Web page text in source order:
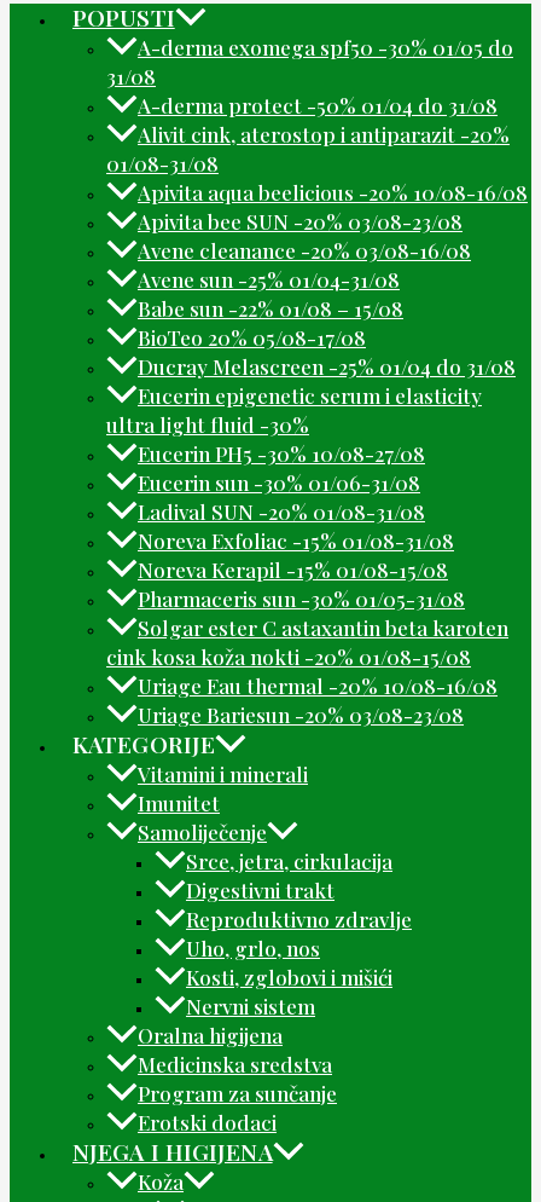
POPUSTI
A-derma exomega spf50 -30% 01/05 do
31/08
A-derma protect -50% 01/04 do 31/08
Alivit cink, aterostop i antiparazit -20%
01/08-31/08
Apivita aqua beelicious -20% 10/08-16/08
Apivita bee SUN -20% 03/08-23/08
Avene cleanance -20% 03/08-16/08
Avene sun -25% 01/04-31/08
Babe sun -22% 01/08 – 15/08
BioTeo 20% 05/08-17/08
Ducray Melascreen -25% 01/04 do 31/08
Eucerin epigenetic serum i elasticity
ultra light fluid -30%
Eucerin PH5 -30% 10/08-27/08
Eucerin sun -30% 01/06-31/08
Ladival SUN -20% 01/08-31/08
Noreva Exfoliac -15% 01/08-31/08
Noreva Kerapil -15% 01/08-15/08
Pharmaceris sun -30% 01/05-31/08
Solgar ester C astaxantin beta karoten
cink kosa koža nokti -20% 01/08-15/08
Uriage Eau thermal -20% 10/08-16/08
Uriage Bariesun -20% 03/08-23/08
KATEGORIJE
Vitamini i minerali
Imunitet
Samoliječenje
Srce, jetra, cirkulacija
Digestivni trakt
Reproduktivno zdravlje
Uho, grlo, nos
Kosti, zglobovi i mišići
Nervni sistem
Oralna higijena
Medicinska sredstva
Program za sunčanje
Erotski dodaci
NJEGA I HIGIJENA
Koža